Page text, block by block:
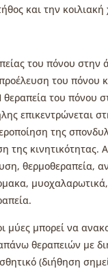
και την
του πόνου στην
του πόνου
του πόνου
επικεντρώνεται
της
της κινητικότητας.
θερμοθεραπεία,
μυοχαλαρωτικά,
μύες μπορεί να
θεραπειών με
(διήθηση